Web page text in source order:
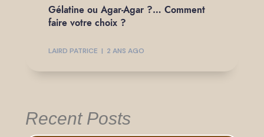
Gélatine ou Agar-Agar ?… Comment
faire votre choix ?
LAIRD PATRICE 2 ANS AGO
Recent Posts